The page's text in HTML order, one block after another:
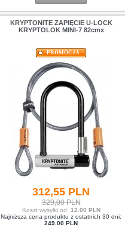
KRYPTONITE ZAPIĘCIE U-LOCK
KRYPTOLOK MINI-7 82cmx
PROMOCJA
312,55 PLN
329,00 PLN
Koszt wysyłki od: 12.00 PLN
Najniższa cena produktu z ostatnich 30 dni:
249.00 PLN